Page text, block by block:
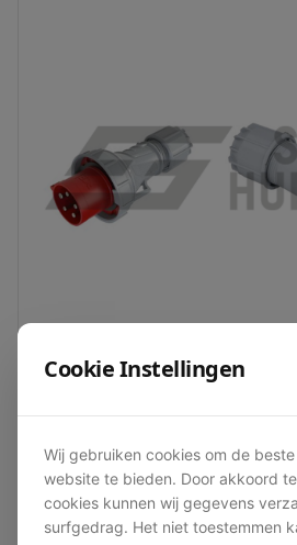
€ 6,00/ dag excl. BTW
Bekijk product
Cookie Instellingen
Wij gebruiken cookies om de
website te bieden. Door akkoord
cookies kunnen wij gegevens
surfgedrag. Het niet toestemmen